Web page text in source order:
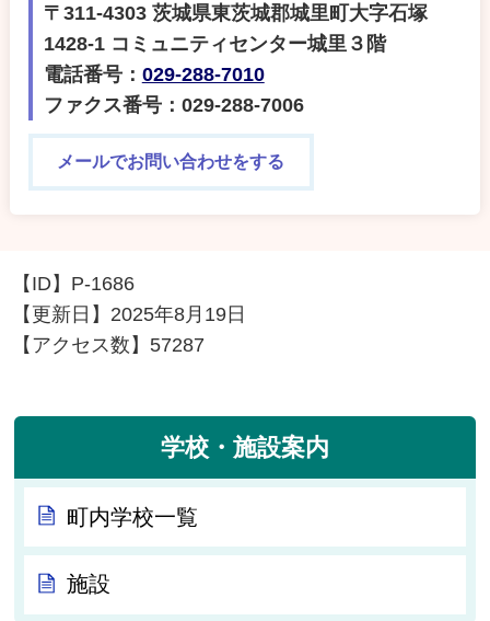
〒311-4303 茨城県東茨城郡城里町大字石塚
1428‐1 コミュニティセンター城里３階
電話番号： 029-288-7010
ファクス番号：029-288-7006
メールでお問い合わせをする
【ID】 P-1686
【更新日】 2025年8月19日
【アクセス数】 57287
学校・施設案内
町内学校一覧
施設